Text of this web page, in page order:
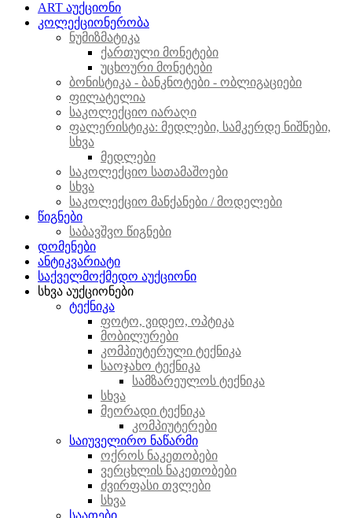
ART აუქციონი
კოლექციონერობა
ნუმიზმატიკა
ქართული მონეტები
უცხოური მონეტები
ბონისტიკა - ბანკნოტები - ობლიგაციები
ფილატელია
საკოლექციო იარაღი
ფალერისტიკა: მედლები, სამკერდე ნიშნები,
სხვა
მედლები
საკოლექციო სათამაშოები
სხვა
საკოლექციო მანქანები / მოდელები
წიგნები
საბავშვო წიგნები
დომენები
ანტიკვარიატი
საქველმოქმედო აუქციონი
სხვა აუქციონები
ტექნიკა
ფოტო, ვიდეო, ოპტიკა
მობილურები
კომპიუტერული ტექნიკა
საოჯახო ტექნიკა
სამზარეულოს ტექნიკა
სხვა
მეორადი ტექნიკა
კომპიუტერები
საიუველირო ნაწარმი
ოქროს ნაკეთობები
ვერცხლის ნაკეთობები
ძვირფასი თვლები
სხვა